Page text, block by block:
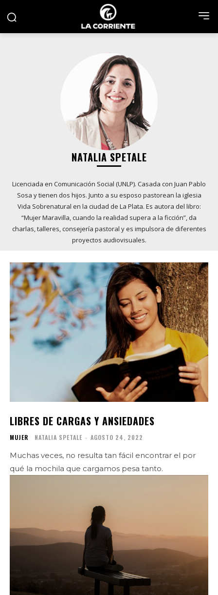
NATALIA SPETALE
Licenciada en Comunicación Social (UNLP). Casada con Juan Pablo
Sosa y tienen dos hijos. Junto a su esposo pastorean la iglesia
Vida Sobrenatural en la ciudad de La Plata. Es autora del libro:
“Mujer Maravilla, cuando la realidad supera a la ficción”, da
charlas, talleres, consejería pastoral y es impulsora de diferentes
proyectos audiovisuales.
LIBRES DE CARGAS Y ANSIEDADES
MUJER NATALIA SPETALE - AGOSTO 24, 2022
Muchas veces, no resulta tan fácil encontrar el por
qué la mochila que cargamos pesa tanto.